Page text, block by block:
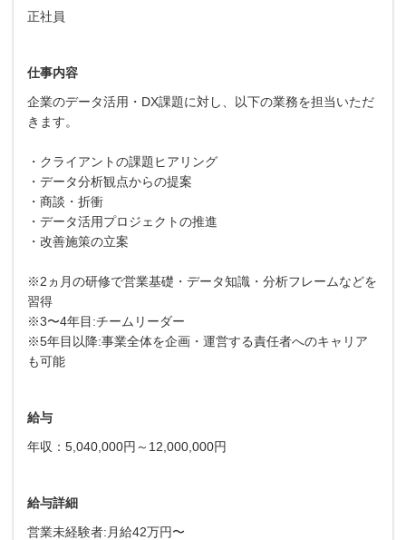
正社員
仕事内容
企業のデータ活用・DX課題に対し、以下の業務を担当いただ
きます。
・クライアントの課題ヒアリング
・データ分析観点からの提案
・商談・折衝
・データ活用プロジェクトの推進
・改善施策の立案
※2ヵ月の研修で営業基礎・データ知識・分析フレームなどを
習得
※3〜4年目:チームリーダー
※5年目以降:事業全体を企画・運営する責任者へのキャリア
も可能
給与
年収：5,040,000円～12,000,000円
給与詳細
営業未経験者:月給42万円〜